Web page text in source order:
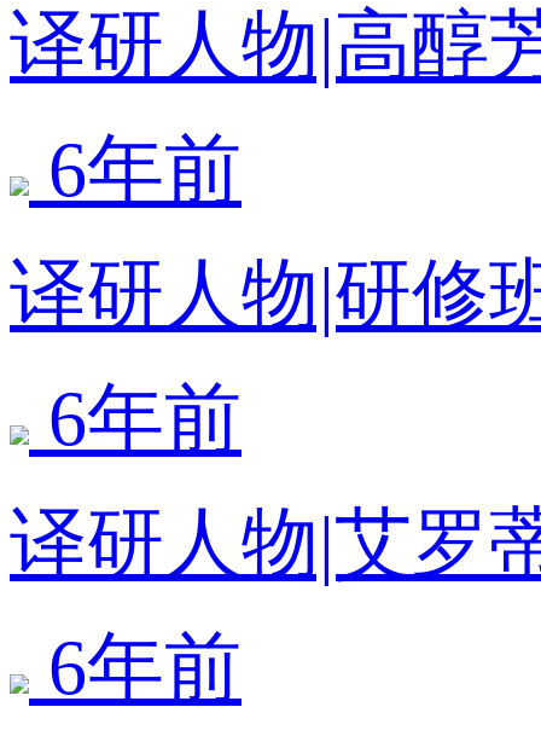
译研人物|高醇
6年前
译研人物|研修
6年前
译研人物|艾罗
6年前